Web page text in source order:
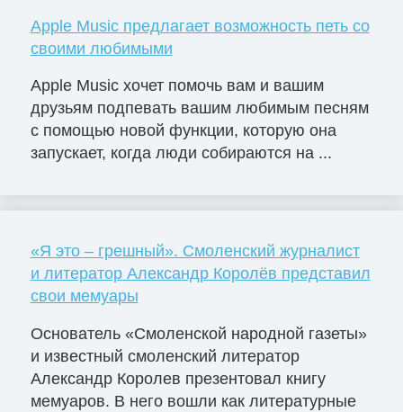
Apple Music предлагает возможность петь со
своими любимыми
Apple Music хочет помочь вам и вашим
друзьям подпевать вашим любимым песням
с помощью новой функции, которую она
запускает, когда люди собираются на ...
«Я это – грешный». Смоленский журналист
и литератор Александр Королёв представил
свои мемуары
Основатель «Смоленской народной газеты»
и известный смоленский литератор
Александр Королев презентовал книгу
мемуаров. В него вошли как литературные